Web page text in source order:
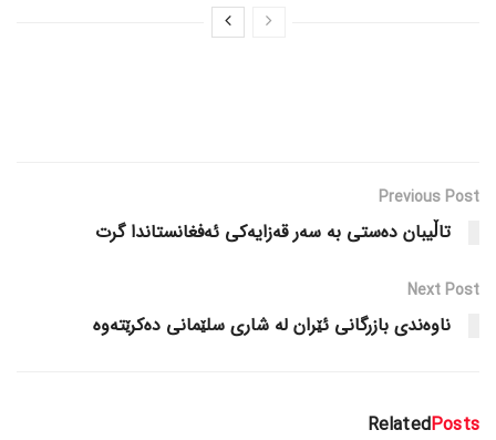
Previous Post
تاڵیبان دەستی بە سەر قەزایەکی ئەفغانستاندا گرت
Next Post
ناوەندی بازرگانی ئێران لە شاری سلێمانی دەکرێتەوە
RelatedPosts